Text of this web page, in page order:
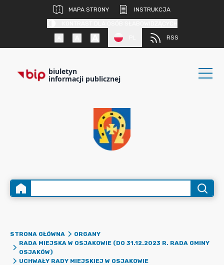
MAPA STRONY
INSTRUKCJA
RSS
biuletyn
informacji publicznej
STRONA GŁÓWNA
ORGANY
RADA MIEJSKA W OSJAKOWIE (DO 31.12.2023 R. RADA GMINY
OSJAKÓW)
UCHWAŁY RADY MIEJSKIEJ W OSJAKOWIE